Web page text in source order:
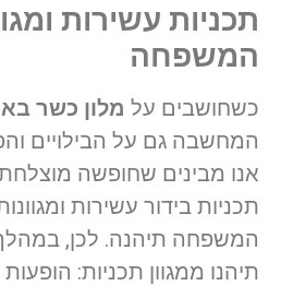
תכניות עשירות
המשפחה
כשחושבים על מלון כשר
המחשבה גם על הבילויים
אנו מבינים שחופשה
תכניות בידור עשירות
המשפחה תיהנה. לכן,
תיהנו ממגוון תכניות: הופעות